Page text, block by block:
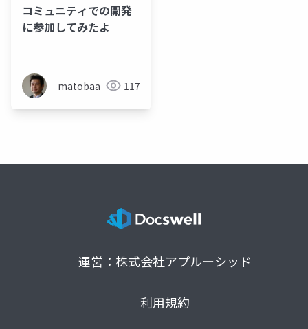
コミュニティでの開発
に参加してみたよ
matobaa 117
運営：株式会社アプルーシッド
利用規約